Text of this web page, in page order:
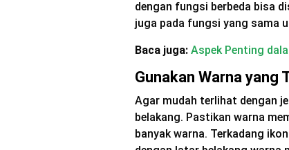
dengan fungsi berbeda bisa
juga pada fungsi yang sama
Baca juga: Aspek Penting
Gunakan Warna yang
Agar mudah terlihat dengan
belakang. Pastikan warna
banyak warna. Terkadang